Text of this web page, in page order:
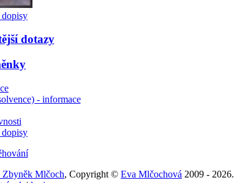
Mlčoch, Copyright © Eva Mlčochová 2009 - 2026.